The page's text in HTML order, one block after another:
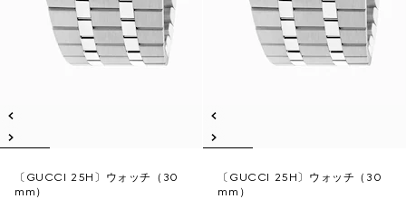
〔GUCCI 25H〕ウォッチ（30
mm）
〔GUCCI 25H〕ウォッチ（30
mm）